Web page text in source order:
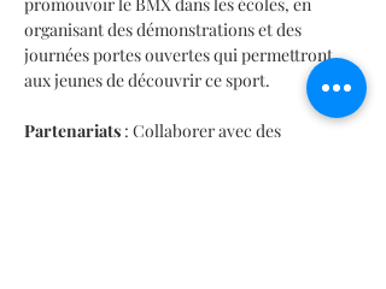
organisant des démonstrations et des
journées portes ouvertes qui permettront
aux jeunes de découvrir ce sport.
Partenariats : Collaborer avec des